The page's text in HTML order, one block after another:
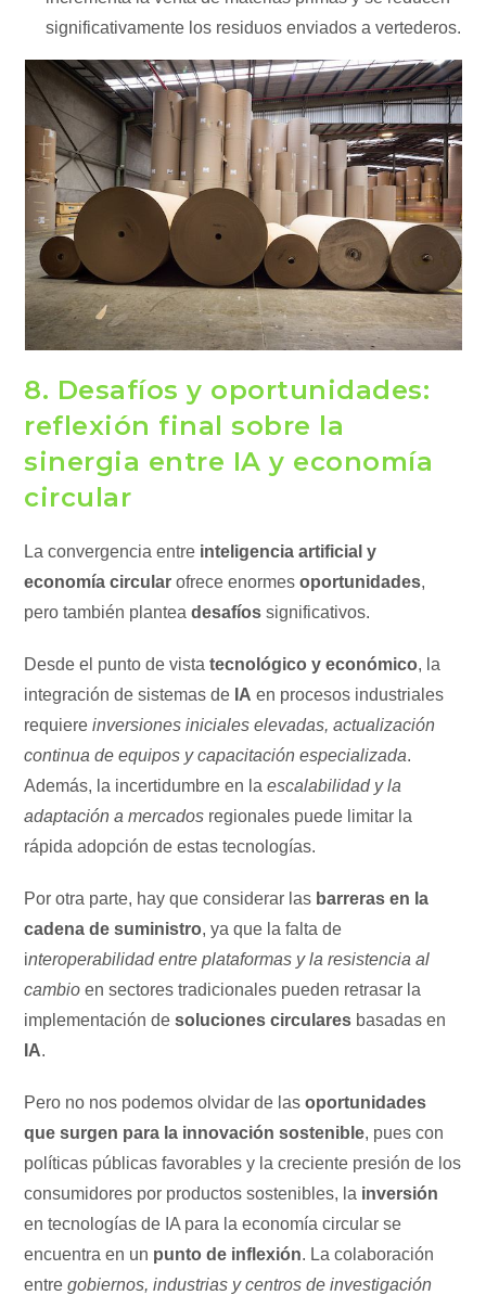
significativamente los residuos enviados a vertederos.
8. Desafíos y oportunidades:
reflexión final sobre la
sinergia entre IA y economía
circular
La convergencia entre inteligencia artificial y
economía circular ofrece enormesoportunidades,
pero también planteadesafíos significativos.
Desde el punto de vistatecnológico y económico, la
integración de sistemas de IA en procesos industriales
requiereinversiones iniciales elevadas, actualización
continua de equipos y capacitación especializada.
Además, la incertidumbre en laescalabilidad y la
adaptación a mercados regionales puede limitar la
rápida adopción de estas tecnologías.
Por otra parte, hay que considerar las barreras en la
cadena de suministro, ya que la falta de
interoperabilidad entre plataformas y la resistencia al
cambio en sectores tradicionales pueden retrasar la
implementación desoluciones circulares basadas en
IA.
Pero no nos podemos olvidar de lasoportunidades
que surgen para la innovación sostenible, pues con
políticas públicas favorables y la creciente presión de los
consumidores por productos sostenibles, la inversión
en tecnologías de IA para la economía circular se
encuentra en un punto de inflexión. La colaboración
entregobiernos, industrias y centros de investigación